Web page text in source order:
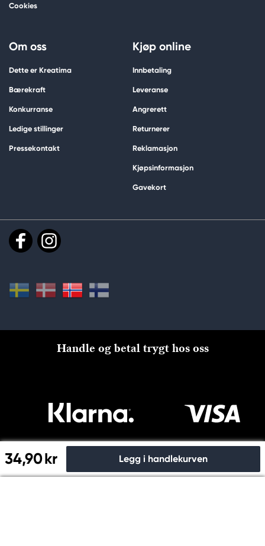
34,90 kr Legg i handlekurven
Cookies
Om oss
Dette er Kreatima
Bærekraft
Konkurranse
Ledige stillinger
Pressekontakt
Kjøp online
Innbetaling
Leveranse
Angrerett
Returnerer
Reklamasjon
Kjøpsinformasjon
Gavekort
Handle og betal trygt hos oss